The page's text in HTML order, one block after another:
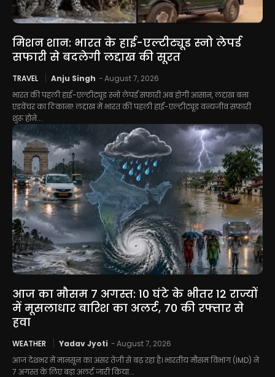
मिशन शान: भारत के हाई-एल्टीट्यूड स्नो लेपर्ड
सफारी से बदलेगी लद्दाख की सूरत
TRAVEL Anju Singh -August 7, 2026
भारत की पहली हाई-एल्टीट्यूड स्नो लेपर्ड सफारी अब होगी आसान, लद्दाख बना
एडवेंचर का ठिकाना! लद्दाख में भारत की पहली हाई-एल्टीट्यूड वन्यजीव सफारी
शुरू होने...
आज का मौसम 7 अगस्त: 10 घंटे के भीतर 12 राज्यों
में मूसलाधार बारिश का अलर्ट, 70 की रफ्तार से
हवा
WEATHER Yadav Jyoti -August 7, 2026
आज देशभर में मानसून का असर तेजी से बढ़ रहा है। भारतीय मौसम विभाग (IMD) ने
7 अगस्त के लिए बड़ा अलर्ट जारी किया...